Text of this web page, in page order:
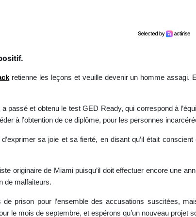
retienne les leçons et veuille devenir un homme assagi.
a passé et obtenu le test GED Ready, qui correspond à
à l’obtention de ce diplôme, pour les personnes
sa joie et sa fierté, en disant qu’il était
originaire de Miami puisqu’il doit effectuer encore une
de malfaiteurs.
prison pour l’ensemble des accusations suscitées,
le mois de septembre, et espérons qu’un nouveau projet